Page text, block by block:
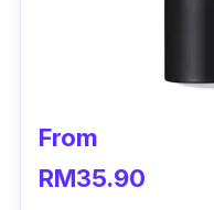
From
RM35.90